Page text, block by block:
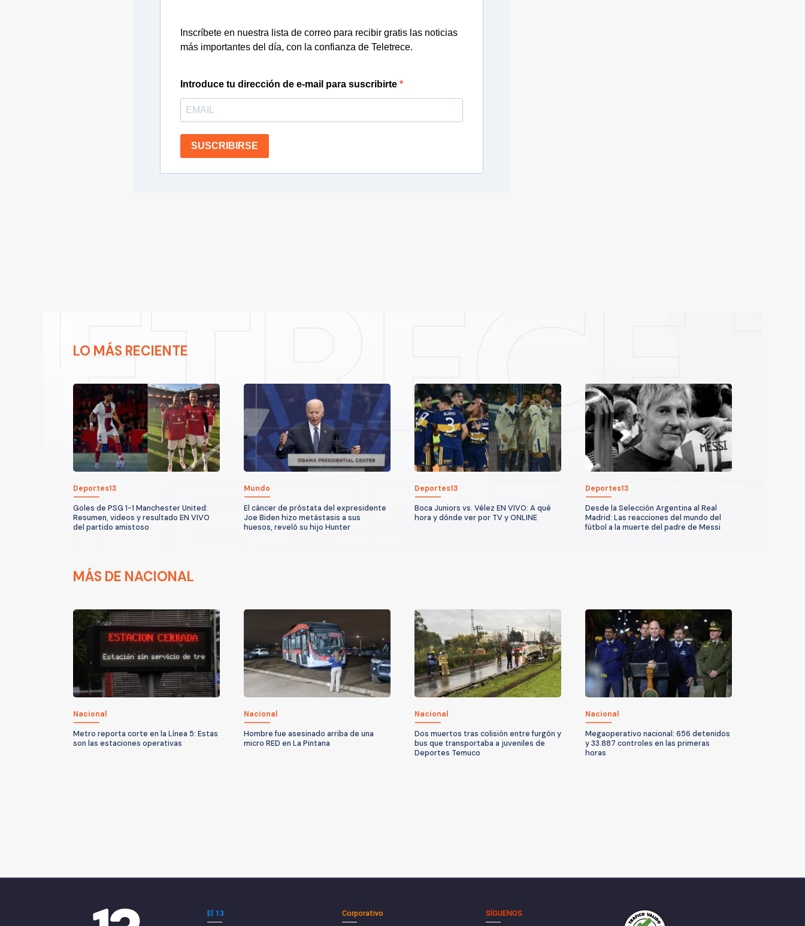
Inscríbete en nuestra lista de correo para recibir gratis las noticias
más importantes del día, con la confianza de Teletrece.
Introduce tu dirección de e-mail para suscribirte
SUSCRIBIRSE
LO MÁS RECIENTE
Deportes13
Goles de PSG 1-1 Manchester United:
Resumen, videos y resultado EN VIVO
del partido amistoso
Mundo
El cáncer de próstata del expresidente
Joe Biden hizo metástasis a sus
huesos, reveló su hijo Hunter
Deportes13
Boca Juniors vs. Vélez EN VIVO: A qué
hora y dónde ver por TV y ONLINE
Deportes13
Desde la Selección Argentina al Real
Madrid: Las reacciones del mundo del
fútbol a la muerte del padre de Messi
MÁS DE NACIONAL
Nacional
Metro reporta corte en la Línea 5: Estas
son las estaciones operativas
Nacional
Hombre fue asesinado arriba de una
micro RED en La Pintana
Nacional
Dos muertos tras colisión entre furgón y
bus que transportaba a juveniles de
Deportes Temuco
Nacional
Megaoperativo nacional: 656 detenidos
y 33.887 controles en las primeras
horas
El 13 Corporativo SÍGUENOS